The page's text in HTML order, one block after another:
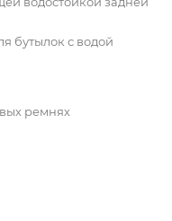
бутылок с водой
ремнях